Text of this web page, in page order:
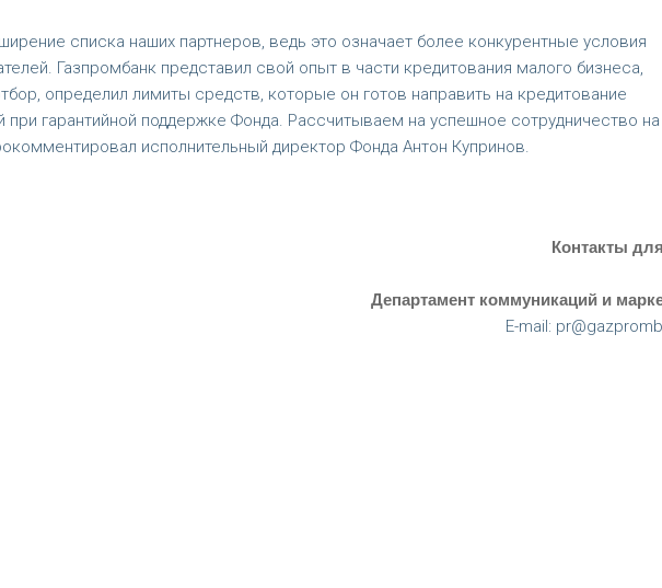
списка наших партнеров, ведь это означает более конкурентные условия
Газпромбанк представил свой опыт в части кредитования малого бизнеса,
определил лимиты средств, которые он готов направить на кредитование
гарантийной поддержке Фонда. Рассчитываем на успешное сотрудничество на
исполнительный директор Фонда Антон Купринов.
Контакты
Департамент коммуникаций и
E-mail: